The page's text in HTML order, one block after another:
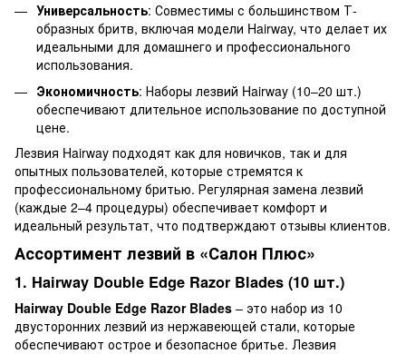
Универсальность: Совместимы с большинством Т-
образных бритв, включая модели Hairway, что делает их
идеальными для домашнего и профессионального
использования.
Экономичность: Наборы лезвий Hairway (10–20 шт.)
обеспечивают длительное использование по доступной
цене.
Лезвия Hairway подходят как для новичков, так и для
опытных пользователей, которые стремятся к
профессиональному бритью. Регулярная замена лезвий
(каждые 2–4 процедуры) обеспечивает комфорт и
идеальный результат, что подтверждают отзывы клиентов.
Ассортимент лезвий в «Салон Плюс»
1. Hairway Double Edge Razor Blades (10 шт.)
Hairway Double Edge Razor Blades – это набор из 10
двусторонних лезвий из нержавеющей стали, которые
обеспечивают острое и безопасное бритье. Лезвия